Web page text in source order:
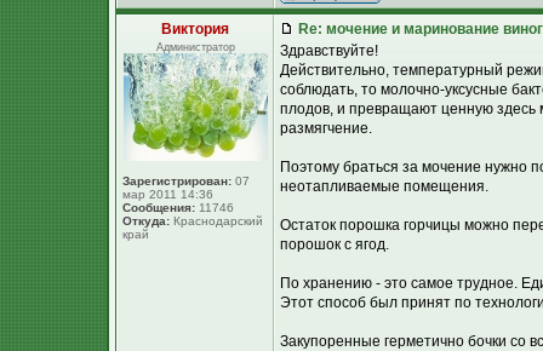
Виктория
Администратор
Зарегистрирован: 07
мар 2011 14:36
Сообщения: 11746
Откуда: Краснодарский
край
Re: мочение и маринование
Здравствуйте!
Действительно, температурный
соблюдать, то молочно-уксусные
плодов, и превращают ценную здесь
размягчение.
Поэтому браться за мочение нужно
неотапливаемые помещения.
Остаток порошка горчицы можно
порошок с ягод.
По хранению - это самое трудное.
Этот способ был принят по
Закупоренные герметично бочки со